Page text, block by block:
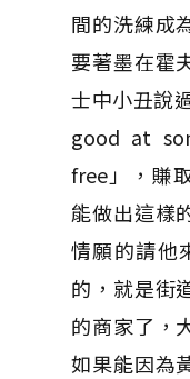
間的洗練成
要著墨在霍
士中小丑說
good at
free」，賺
能做出這樣
情願的請他
的，就是街
的商家了，
如果能因為